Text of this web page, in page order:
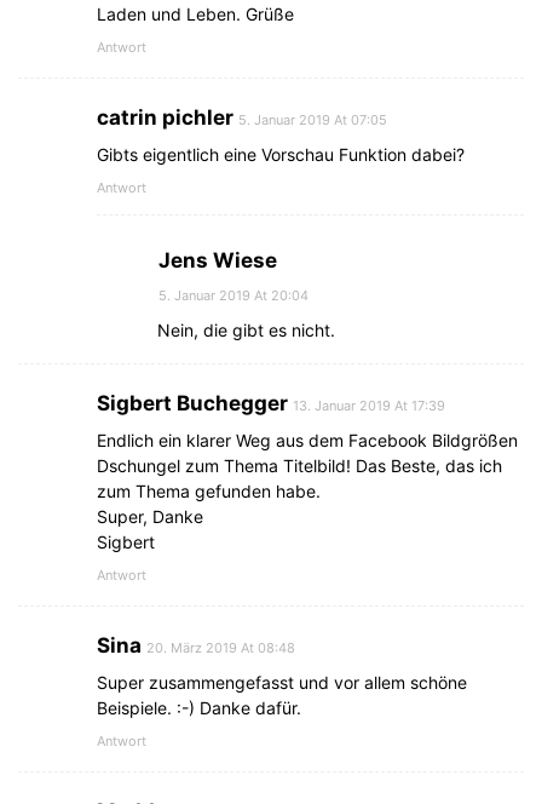
Laden und Leben. Grüße
Antwort
catrin pichler 5. Januar 2019 At 07:05
Gibts eigentlich eine Vorschau Funktion dabei?
Antwort
Jens Wiese
5. Januar 2019 At 20:04
Nein, die gibt es nicht.
Sigbert Buchegger 13. Januar 2019 At 17:39
Endlich ein klarer Weg aus dem Facebook Bildgrößen
Dschungel zum Thema Titelbild! Das Beste, das ich
zum Thema gefunden habe.
Super, Danke
Sigbert
Antwort
Sina 20. März 2019 At 08:48
Super zusammengefasst und vor allem schöne
Beispiele. :-) Danke dafür.
Antwort